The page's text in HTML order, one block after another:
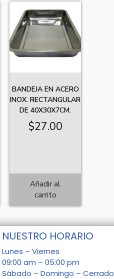
BANDEJA EN ACERO
INOX. RECTANGULAR
DE 40X30X7CM.
$27.00
Añadir al
carrito
NUESTRO HORARIO
Lunes – Viernes
09:00 am – 05:00 pm
Sábado – Domingo – Cerrado